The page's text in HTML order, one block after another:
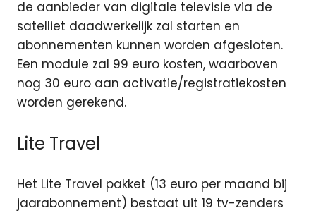
de aanbieder van digitale televisie via de
satelliet daadwerkelijk zal starten en
abonnementen kunnen worden afgesloten.
Een module zal 99 euro kosten, waarboven
nog 30 euro aan activatie/registratiekosten
worden gerekend.
Lite Travel
Het Lite Travel pakket (13 euro per maand bij
jaarabonnement) bestaat uit 19 tv-zenders